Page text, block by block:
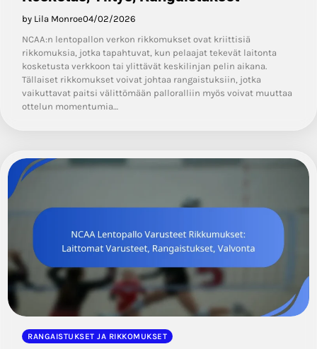
by Lila Monroe04/02/2026
NCAA:n lentopallon verkon rikkomukset ovat kriittisiä
rikkomuksia, jotka tapahtuvat, kun pelaajat tekevät laitonta
kosketusta verkkoon tai ylittävät keskilinjan pelin aikana.
Tällaiset rikkomukset voivat johtaa rangaistuksiin, jotka
vaikuttavat paitsi välittömään palloralliin myös voivat muuttaa
ottelun momentumia…
RANGAISTUKSET JA RIKKOMUKSET